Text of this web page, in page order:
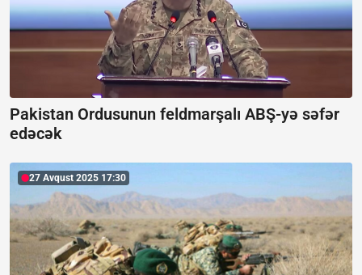
Pakistan Ordusunun feldmarşalı ABŞ-yə səfər
edəcək
27 Avqust 2025 17:30